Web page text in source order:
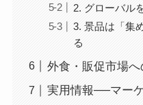
2. グローバル
3. 景品は「集
る
外食・販促市場へ
実用情報──マー